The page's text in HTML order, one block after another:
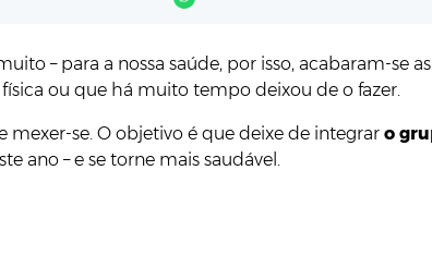
– para a nossa saúde, por isso, acabaram-se
física ou que há muito tempo deixou de o fazer.
mexer-se. O objetivo é que deixe de integrar o
ano – e se torne mais saudável.